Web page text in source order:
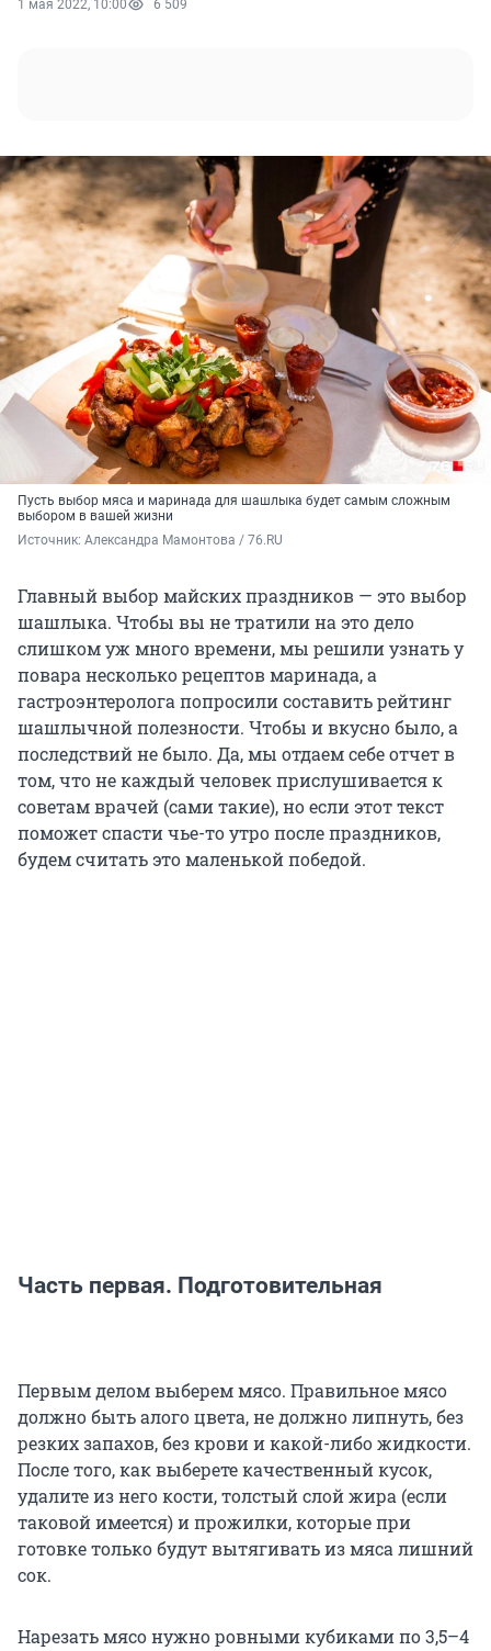
1 мая 2022, 10:00 6 509
Пусть выбор мяса и маринада для шашлыка будет самым сложным
выбором в вашей жизни
Источник: Александра Мамонтова / 76.RU
Главный выбор майских праздников — это выбор
шашлыка. Чтобы вы не тратили на это дело
слишком уж много времени, мы решили узнать у
повара несколько рецептов маринада, а
гастроэнтеролога попросили составить рейтинг
шашлычной полезности. Чтобы и вкусно было, а
последствий не было. Да, мы отдаем себе отчет в
том, что не каждый человек прислушивается к
советам врачей (сами такие), но если этот текст
поможет спасти чье-то утро после праздников,
будем считать это маленькой победой.
Часть первая. Подготовительная
Первым делом выберем мясо. Правильное мясо
должно быть алого цвета, не должно липнуть, без
резких запахов, без крови и какой-либо жидкости.
После того, как выберете качественный кусок,
удалите из него кости, толстый слой жира (если
таковой имеется) и прожилки, которые при
готовке только будут вытягивать из мяса лишний
сок.
Нарезать мясо нужно ровными кубиками по 3,5–4